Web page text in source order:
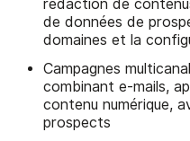
rédaction de
de données de
domaines et la
Campagnes
combinant e-mails,
contenu numérique,
prospects